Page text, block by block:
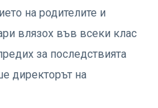
на родителите и
влязох във всеки клас
за последствията
директорът на